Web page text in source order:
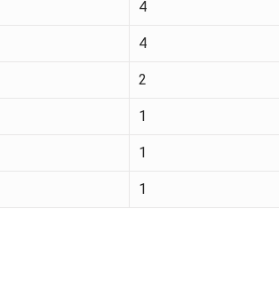
4
4
2
1
1
1